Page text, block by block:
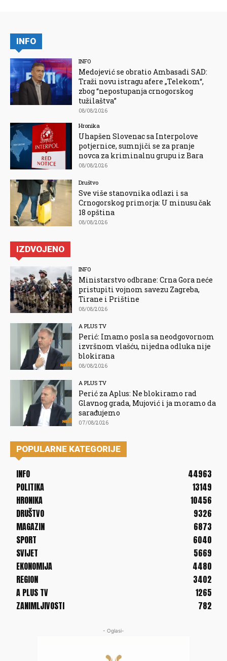
INFO
INFO
Medojević se obratio Ambasadi SAD:
Traži novu istragu afere „Telekom“,
zbog “nepostupanja crnogorskog
tužilaštva”
08/08/2026
Hronika
Uhapšen Slovenac sa Interpolove
potjernice, sumnjiči se za pranje
novca za kriminalnu grupu iz Bara
08/08/2026
Društvo
Sve više stanovnika odlazi i sa
Crnogorskog primorja: U minusu čak
18 opština
08/08/2026
IZDVOJENO
INFO
Ministarstvo odbrane: Crna Gora neće
pristupiti vojnom savezu Zagreba,
Tirane i Prištine
08/08/2026
A PLUS TV
Perić: Imamo posla sa neodgovornom
izvršnom vlašću, nijedna odluka nije
blokirana
08/08/2026
A PLUS TV
Perić za Aplus: Ne blokiramo rad
Glavnog grada, Mujović i ja moramo da
sarađujemo
07/08/2026
POPULARNE KATEGORIJE
INFO
44963
POLITIKA
13149
HRONIKA
10456
DRUŠTVO
9326
MAGAZIN
6873
SPORT
6040
SVIJET
5669
EKONOMIJA
4480
REGION
3402
A PLUS TV
1265
ZANIMLJIVOSTI
782
- Oglasi-